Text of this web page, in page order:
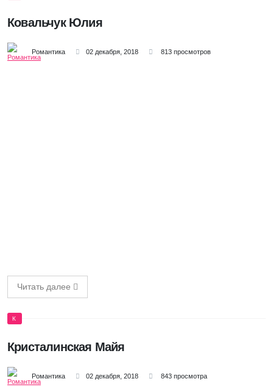
Ковальчук Юлия
Романтика 02 декабря, 2018 813 просмотров
Читать далее
К
Кристалинская Майя
Романтика 02 декабря, 2018 843 просмотра